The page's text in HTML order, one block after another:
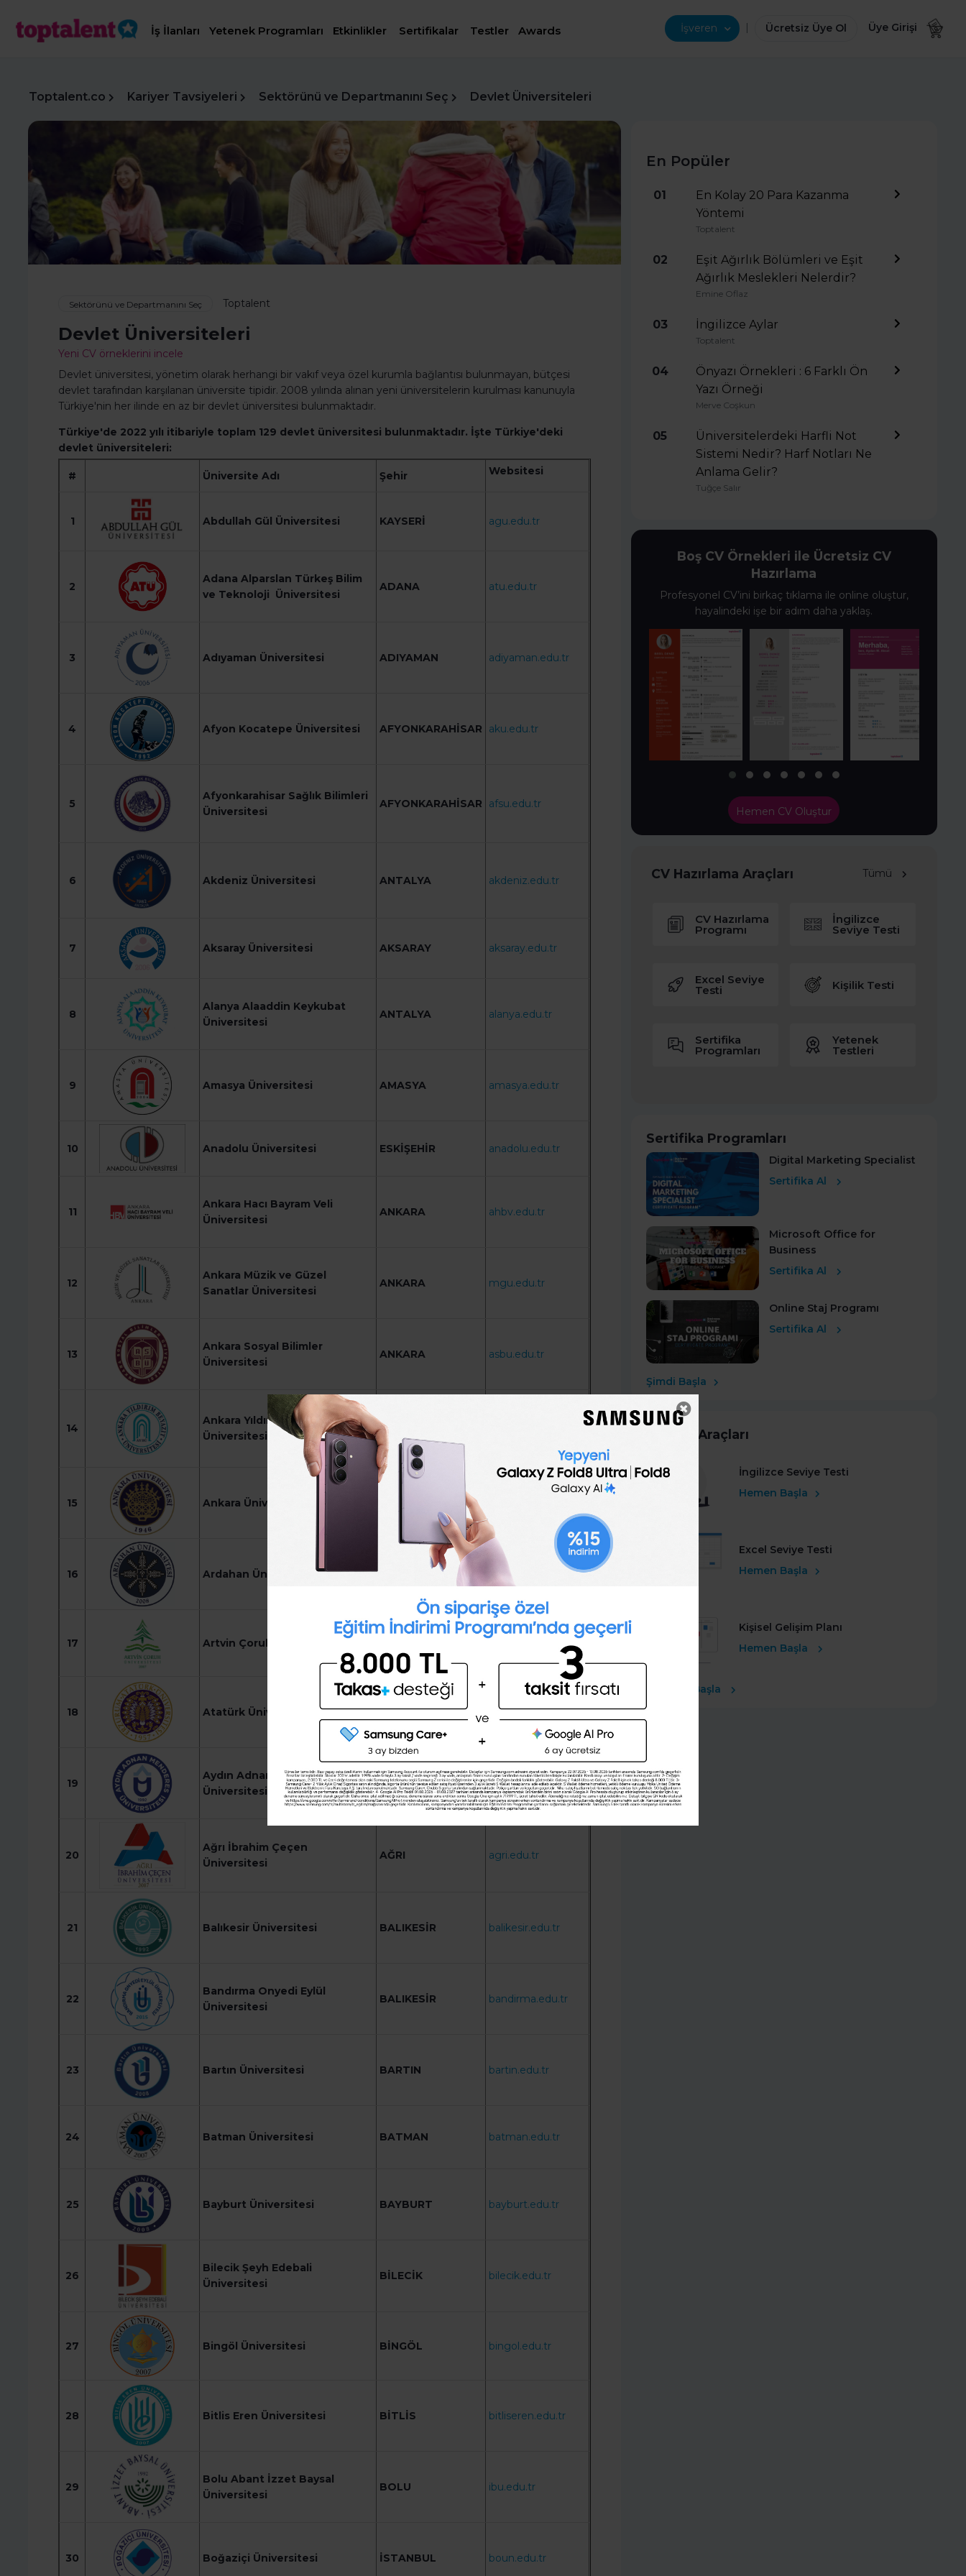
İş İlanları Yetenek Programları Etkinlikler Sertifikalar Testler Awards İşveren | Ücretsiz Üye Ol Üye Girişi
Kişilik testini çözerek gelecekteki
mesleğini öğrenmek ister misin ?
Toptalent.co Kariyer Tavsiyeleri Sektörünü ve Departmanını Seç Devlet Üniversiteleri
Sektörünü ve Departmanını Seç Toptalent
Devlet Üniversiteleri
Yeni CV örneklerini incele
Devlet üniversitesi, yönetim olarak herhangi bir vakıf veya özel kurumla bağlantısı bulunmayan, bütçesi
devlet tarafından karşılanan üniversite tipidir. 2008 yılında alınan yeni üniversitelerin kurulması kanunuyla
Türkiye'nin her ilinde en az bir devlet üniversitesi bulunmaktadır.
Türkiye'de 2022 yılı itibariyle toplam 129 devlet üniversitesi bulunmaktadır. İşte Türkiye'deki
devlet üniversiteleri:
# Üniversite Adı Şehir Websitesi
1 Abdullah Gül Üniversitesi KAYSERİ agu.edu.tr
2
Adana Alparslan Türkeş Bilim
ve Teknoloji Üniversitesi
ADANA atu.edu.tr
3 Adıyaman Üniversitesi ADIYAMAN adiyaman.edu.tr
4 Afyon Kocatepe Üniversitesi AFYONKARAHİSAR aku.edu.tr
5
Afyonkarahisar Sağlık Bilimleri
Üniversitesi
AFYONKARAHİSAR afsu.edu.tr
6 Akdeniz Üniversitesi ANTALYA akdeniz.edu.tr
7 Aksaray Üniversitesi AKSARAY aksaray.edu.tr
8
Alanya Alaaddin Keykubat
Üniversitesi
ANTALYA alanya.edu.tr
9 Amasya Üniversitesi AMASYA amasya.edu.tr
10 Anadolu Üniversitesi ESKİŞEHİR anadolu.edu.tr
11
Ankara Hacı Bayram Veli
Üniversitesi
ANKARA ahbv.edu.tr
12
Ankara Müzik ve Güzel
Sanatlar Üniversitesi
ANKARA mgu.edu.tr
13
Ankara Sosyal Bilimler
Üniversitesi
ANKARA asbu.edu.tr
14
Ankara Yıldırım Beyazıt
Üniversitesi
ANKARA
15 Ankara Üniversitesi
16 Ardahan Üniversitesi ardahan.edu.tr
17 Artvin Çoruh Üniversitesi
18 Atatürk Üniversitesi ERZURUM atauni.edu.tr
19
Aydın Adnan Menderes
Üniversitesi
AYDIN adu.edu.tr
20
Ağrı İbrahim Çeçen
Üniversitesi
AĞRI agri.edu.tr
21 Balıkesir Üniversitesi BALIKESİR balikesir.edu.tr
22
Bandırma Onyedi Eylül
Üniversitesi
BALIKESİR bandirma.edu.tr
23 Bartın Üniversitesi BARTIN bartin.edu.tr
24 Batman Üniversitesi BATMAN batman.edu.tr
25 Bayburt Üniversitesi BAYBURT bayburt.edu.tr
26
Bilecik Şeyh Edebali
Üniversitesi
BİLECİK bilecik.edu.tr
27 Bingöl Üniversitesi BİNGÖL bingol.edu.tr
28 Bitlis Eren Üniversitesi BİTLİS bitliseren.edu.tr
29
Bolu Abant İzzet Baysal
Üniversitesi
BOLU ibu.edu.tr
30 Boğaziçi Üniversitesi İSTANBUL boun.edu.tr
En Popüler
01
En Kolay 20 Para Kazanma
Yöntemi
Toptalent
02
Eşit Ağırlık Bölümleri ve Eşit
Ağırlık Meslekleri Nelerdir?
Emine Oflaz
03 İngilizce Aylar
Toptalent
04
Önyazı Örnekleri : 6 Farklı Ön
Yazı Örneği
Merve Coşkun
05
Üniversitelerdeki Harfli Not
Sistemi Nedir? Harf Notları Ne
Anlama Gelir?
Tuğçe Salır
Boş CV Örnekleri ile Ücretsiz CV
Hazırlama
Profesyonel CV’ini birkaç tıklama ile online oluştur,
hayalindeki işe bir adım daha yaklaş.
Hemen CV Oluştur
CV Hazırlama Araçları Tümü
CV Hazırlama
Programı
İngilizce
Seviye Testi
Excel Seviye
Testi Kişilik Testi
Sertifika
Programları
Yetenek
Testleri
Sertifika Programları
Digital Marketing Specialist
Sertifika Al
Microsoft Office for
Business
Sertifika Al
Online Staj Programı
Sertifika Al
Şimdi Başla
Kariyer Araçları
İngilizce Seviye Testi
Hemen Başla
Excel Seviye Testi
Hemen Başla
Kişisel Gelişim Planı
Hemen Başla
Ücretsiz Başla